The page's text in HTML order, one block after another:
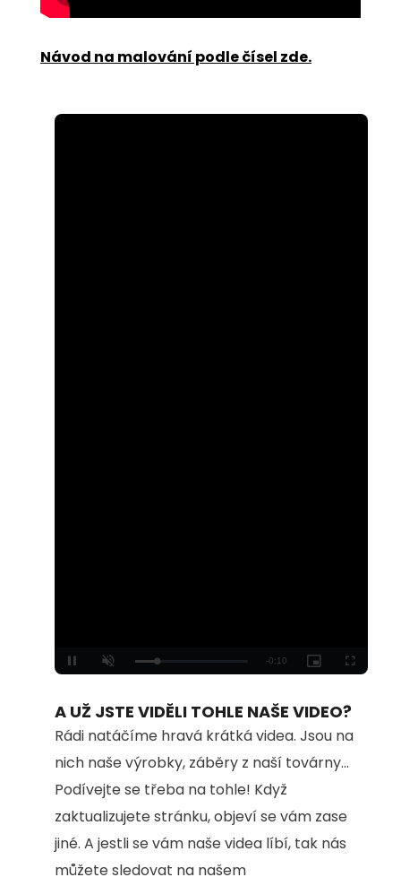
Návod na malování podle čísel zde.
Unmute
100.00%
A UŽ JSTE VIDĚLI TOHLE NAŠE VIDEO?
Rádi natáčíme hravá krátká videa. Jsou na
nich naše výrobky, záběry z naší továrny...
Podívejte se třeba na tohle! Když
zaktualizujete stránku, objeví se vám zase
jiné. A jestli se vám naše videa líbí, tak nás
můžete sledovat na našem